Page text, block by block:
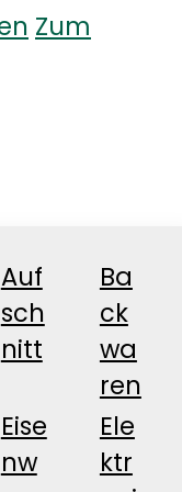
Zum
Auf
sch
nitt
Ba
ck
wa
ren
Eise
nw
Ele
ktr